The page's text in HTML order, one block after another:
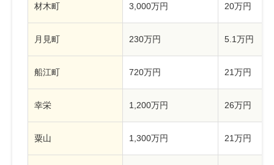
材木町 3,000万円 20万円
月見町 230万円 5.1万円
船江町 720万円 21万円
幸栄 1,200万円 26万円
粟山 1,300万円 21万円